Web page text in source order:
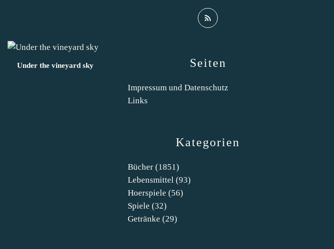
Under the vineyard sky
Kategorien
Bücher (1851)
Lebensmittel (93)
Hoerspiele (56)
Spiele (32)
Getränke (29)
Seiten
Impressum und Datenschutz
Links